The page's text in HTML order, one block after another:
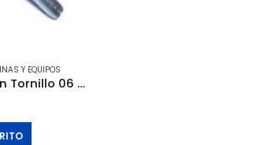
Y EQUIPOS
Tuerca Plástica Estrella con Tornillo 06 X 1.00 X 50MM. MIDWEST FASTENERS